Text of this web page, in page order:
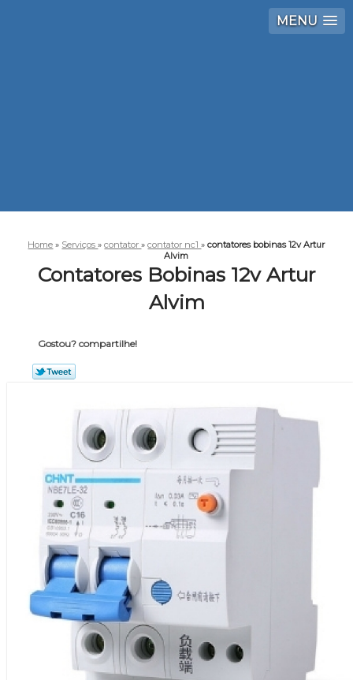
MENU
Home » Serviços»contator»contator nc1»contatores bobinas 12v Artur
Alvim
Contatores Bobinas 12v Artur
Alvim
Gostou? compartilhe!